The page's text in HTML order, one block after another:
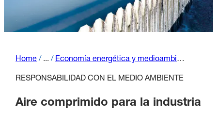
Home / ... / Economía energética y medioambiental
RESPONSABILIDAD CON EL MEDIO AMBIENTE
Aire comprimido para la industria